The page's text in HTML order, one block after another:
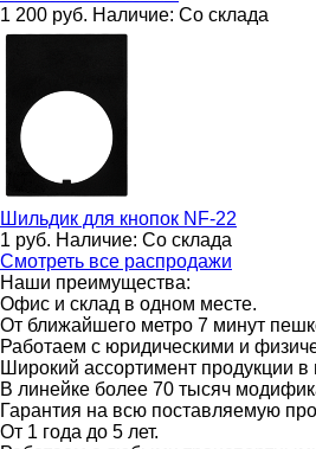
1 200 руб. Наличие: Со склада
Шильдик для кнопок NF-22
1 руб. Наличие: Со склада
Смотреть все распродажи
Наши преимущества:
Офис и склад в одном месте.
От ближайшего метро 7 минут
Работаем с юридическими и
Широкий ассортимент продукции в
В линейке более 70 тысяч
Гарантия на всю поставляемую
От 1 года до 5 лет.